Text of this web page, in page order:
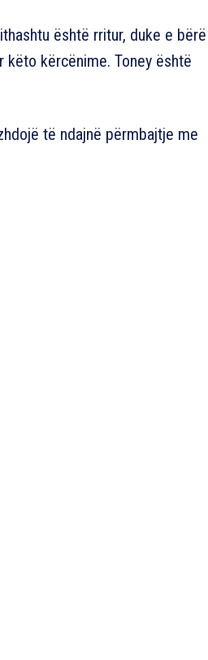
është rritur, duke e bërë
kërcënime. Toney është
të ndajnë përmbajtje me